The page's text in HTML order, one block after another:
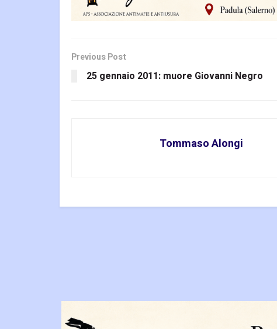
Previous Post
25 gennaio 2011: muore Giovanni Negro
Tommaso Alongi